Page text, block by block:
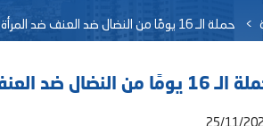
حملة الـ 16 يومًا من النضال ضد العنف ضد المرأة
يومًا من النضال ضد العنف ضد المرأة
25/11/